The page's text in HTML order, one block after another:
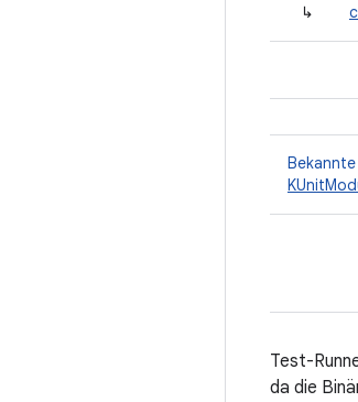
↳
Test-
da die